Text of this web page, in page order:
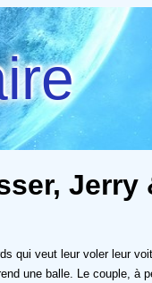
Jerry
qui veut leur voler leur
une balle. Le couple, à